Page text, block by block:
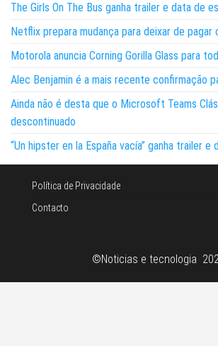
The Girls On The Bus ganha trailer e data de
Netflix prepara mudança para deixar de pagar
Motorola anuncia Corning Gorilla Glass para
Alec Benjamin é a mais recente confirmação
Ainda não é desta que o Microsoft Teams
descontinuado
“Un hipster en la España vacía” ganha trailer
Política de Privacidade
Contacto
©Noticias e tecnologia